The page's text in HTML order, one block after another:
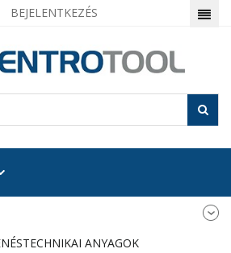
BEJELENTKEZÉS
ANYAGOK